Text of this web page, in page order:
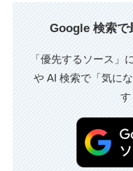
Google 検索で
「優先するソース」
や AI 検索で「気に
す